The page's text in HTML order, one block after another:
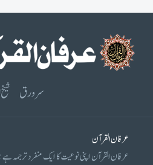
سرورق
عرفان القرآن
عرفان القرآن اپنی نوعیت کا ایک منفرد ترجمہ